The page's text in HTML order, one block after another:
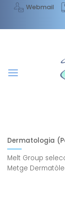
content
Webmail
Dermatologia
Melt Group
Metge